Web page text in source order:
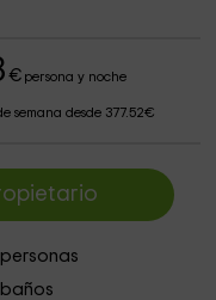
€persona y noche
semana desde 377.52€
personas
baños